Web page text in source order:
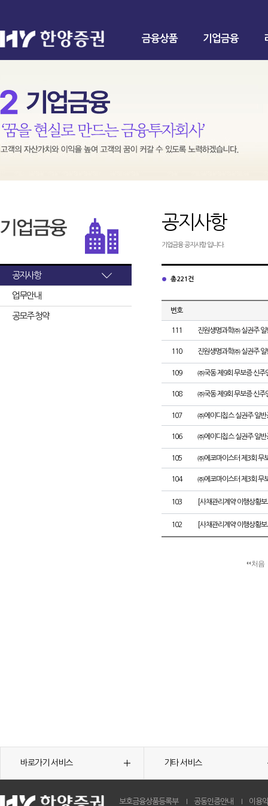
금융상품 기업금융
공지사항
업무안내
공모주 청약
공지사항
기업금융 공지사항 입니다.
총 221건
번호
111 진원생명과학㈜ 실권주 일
110 진원생명과학㈜ 실권주
109 ㈜국동 제9회 무보증 신주
108 ㈜국동 제9회 무보증 신주
107 ㈜에이디칩스 실권주 일반
106 ㈜에이디칩스 실권주 일반
105 ㈜에코마이스터 제3회 무
104 ㈜에코마이스터 제3회 무
103 [사채관리계약 이행상황
102 [사채관리계약 이행상황
처음
바로가기 서비스 기타 서비스
보호금융상품등록부 공동인증안내 이용